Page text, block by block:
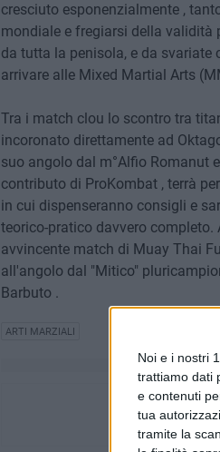
Noi e i nostri
trattiamo dati
e contenuti
tua
tramite la
cresciuto esponenzialmente ,
mondiale e fregiarsi della validità
da tutta la penisola, e da
arrivare alle Mixed Martial Arts
Tra i match clou lo scontro tra
incoronato direttamente ad
suo angolo dal m°Alfio Romanut
contributo di ProKombat , terrà
in cui dispenseranno consigli e
teorico-pratico davvero
avvincente match di Muay Thai
all'angolo dal "Mitico"
Barbuto .
ARTI MARZIALI